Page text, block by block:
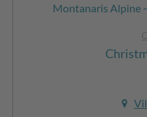
Montanaris Alpine